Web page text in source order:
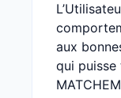
aux
qui puisse